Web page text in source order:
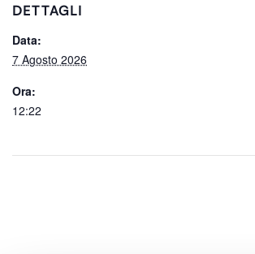
DETTAGLI
Data:
7 Agosto 2026
Ora:
12:22